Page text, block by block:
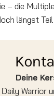
– die
längst
Deine
Daily Warrior